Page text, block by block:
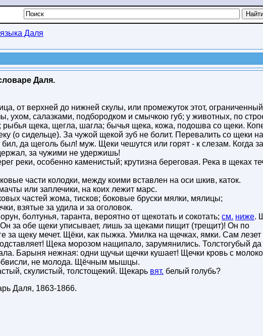
Даля
Даля.
от верхней до нижней скулы, или промежуток этот, ограниченный
ухом, салазками, подбородком и смычкою губ; у животных, по
рыбья щека, щегла, шагла; бычья щека, кожа, подошва со щеки.
(о сидельце). За чужой щекой зуб не болит. Перевалить со щеки на
да щеголь был! муж. Щеки чешутся или горят - к слезам. Когда за
за чужими не удержишь!
реки, особенно каменистый; крутизна береговая. Река в щеках
части колодки, между коими вставлен на оси шкив, каток.
или заплечики, на коих лежит марс.
частей жома, тисков; боковые бруски мялки, мялицы;
взятые за удила и за оголовок.
болтунья, таранта, вероятно от щекотать и сокотать; см. ниже.
Он за обе щеки уписывает, лишь за щеками пищит (трещит)! Он по
за щеку мечет. Щёки, как пыжка. Умилка на щечках, ямки. Сам лезет
Щека морозом нащипало, зарумянились. Толстогубый да
Барыня нежная: одни щучьи щечки кушает! Щечки кровь с
не молода. Щёчным мышцы.
скулистый, толстощекий. Щекарь вят. белый голубь?
Даля, 1863-1866.